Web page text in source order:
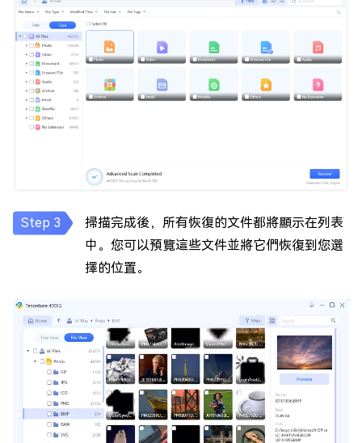
掃描完成後，所有恢復的文件都將顯示在列表
中。您可以預覽這些文件並將它們恢復到您選
擇的位置。